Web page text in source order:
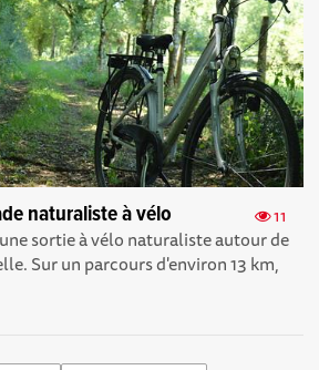
11
naturaliste à vélo
sortie à vélo naturaliste autour de
Sur un parcours d'environ 13 km,